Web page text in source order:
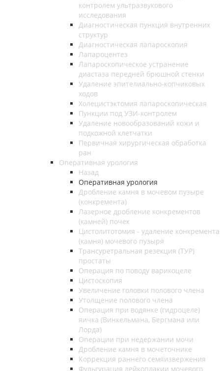
контролем ультразвукового
исследования
Диагностическая пункция внутренних
структур
Диагностическая лапароскопия
Лапароцентез
Лапароскопическое устранение
диастаза передней брюшной стенки
Удаление эпителиально-копчиковых
ходов
Холецистэктомия лапароскопическая
Пункции под УЗИ-контролем
Удаление новообразований кожи и
подкожной клетчатки
Первичная хирургическая обработка
ран
Оперативная урология
Назад
Оперативная урология
Дробление камня в мочевом пузыре
(конкремента)
Лазерное дробление конкрементов
(камней) почек
Цистолитотомия - удаление конкремента
(камня) мочевого пузыря
Трансуретральная резекция (ТУР)
простаты
Операция по поводу варикоцеле
Цистоскопия
Увеличение головки полового члена
Утолщение полового члена
Операция при водянке (гидроцеле)
яичка (Винкельмана, Бергмана или
Лорда)
Операции при недержании мочи
Дробление камня в мочеточнике
Коррекция раннего семяизвержения
Фульгурация лейкоплакии мочевого